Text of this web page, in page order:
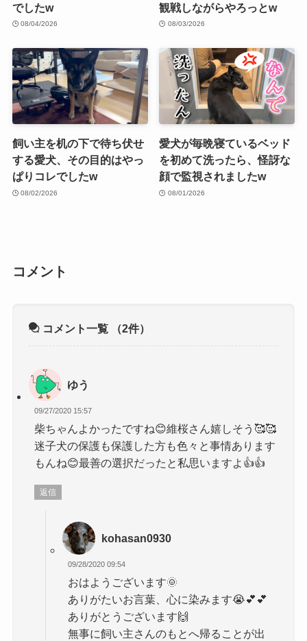
でしたw
08/04/2026
観戦しながらやろっとw
08/03/2026
飼い主を机の下で待ち伏せ
する愛犬、その目的はやっ
ぱりコレでしたw
08/02/2026
愛犬が毎晩寝ているベッド
を初めて洗ったら、怪訝な
顔で監視されましたw
08/01/2026
コメント
コメント一覧 （2件）
ゆう
09/27/2020 15:57
柴ちゃんよかったですね😊維桜さん嬉しそう🥰🥰
迷子犬の保護も保護した方も色々と事情あります
もんね😊最善の選択だったと私思いますよ👍👍
返信
kohasan0930
09/28/2020 09:54
おはようございます🌞
ありがたいお言葉、心に染みます😭💕💕
ありがとうございます🙌
無事に飼い主さんのもとへ帰ることが出